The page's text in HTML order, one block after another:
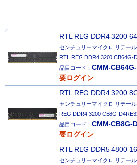
RTL REG DDR4 3200
センチュリーマイクロ リテー
RTL REG DDR4 3200 CB64G-
品目コード： CMM-
要ログイン
RTL REG DDR4 3200
センチュリーマイクロ リテー
REG DDR4 3200 CB8G-
品目コード： CMM-CB8G-
要ログイン
RTL REG DDR5 4800
センチュリーマイクロ リテー